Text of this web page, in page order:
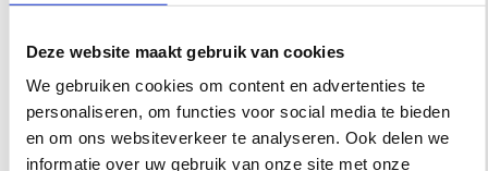
Deze website maakt gebruik van cookies
We gebruiken cookies om content en advertenties te
personaliseren, om functies voor social media te bieden
en om ons websiteverkeer te analyseren. Ook delen we
informatie over uw gebruik van onze site met onze
terwijl CIB profiteert van toegang tot een solide, breed
Over CIB
Centraal Invorderings Bureau (CIB) is een innovatieve